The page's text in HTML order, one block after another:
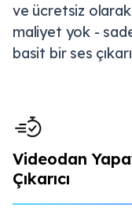
ve ücretsiz
maliyet yok -
basit bir ses
Videodan
Çıkarıcı